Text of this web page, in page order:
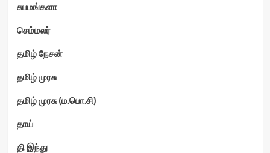
சுபமங்களா
செம்மலர்
தமிழ் நேசன்
தமிழ் முரசு
தமிழ் முரசு (ம.பொ.சி)
தாய்
தி இந்து